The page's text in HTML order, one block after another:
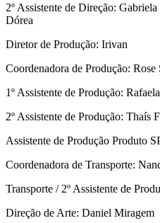
2º Assistente de Direção:
Dórea
Diretor de Produção: Irivan
Coordenadora de Produção: Rose
1º Assistente de Produção:
2º Assistente de Produção: Thaís
Assistente de Produção Produto
Coordenadora de Transporte:
Transporte / 2º Assistente de
Direção de Arte: Daniel Miragem